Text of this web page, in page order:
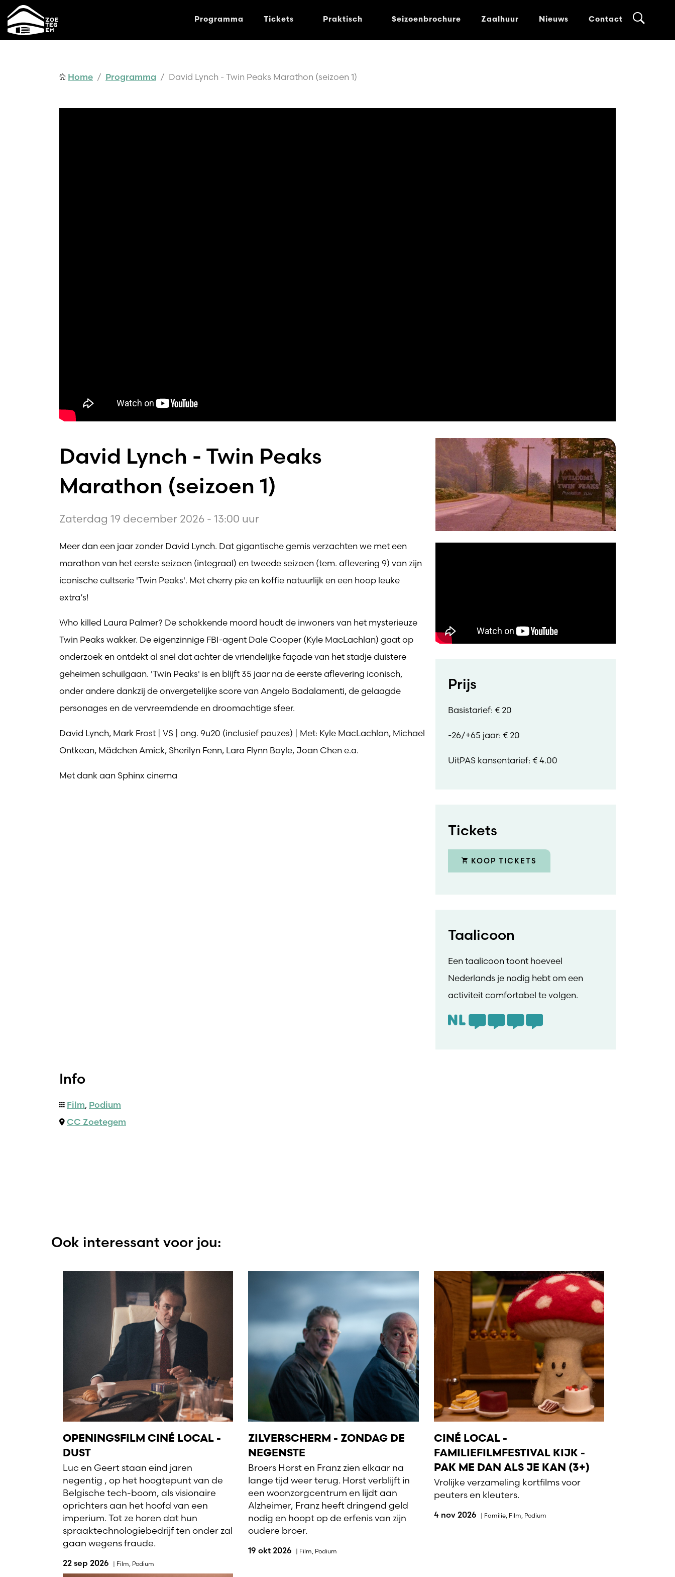
Programma Tickets Praktisch Seizoenbrochure Zaalhuur Nieuws Contact
Home / Programma / David Lynch - Twin Peaks Marathon (seizoen 1)
David Lynch - Twin Peaks
Marathon (seizoen 1)
Zaterdag 19 december 2026 - 13:00 uur
Meer dan een jaar zonder David Lynch. Dat gigantische gemis verzachten we met een
marathon van het eerste seizoen (integraal) en tweede seizoen (tem. aflevering 9) van zijn
iconische cultserie 'Twin Peaks'. Met cherry pie en koffie natuurlijk en een hoop leuke
extra’s!
Who killed Laura Palmer? De schokkende moord houdt de inwoners van het mysterieuze
Twin Peaks wakker. De eigenzinnige FBI-agent Dale Cooper (Kyle MacLachlan) gaat op
onderzoek en ontdekt al snel dat achter de vriendelijke façade van het stadje duistere
geheimen schuilgaan. 'Twin Peaks' is en blijft 35 jaar na de eerste aflevering iconisch,
onder andere dankzij de onvergetelijke score van Angelo Badalamenti, de gelaagde
personages en de vervreemdende en droomachtige sfeer.
David Lynch, Mark Frost | VS | ong. 9u20 (inclusief pauzes) | Met: Kyle MacLachlan, Michael
Ontkean, Mädchen Amick, Sherilyn Fenn, Lara Flynn Boyle, Joan Chen e.a.
Met dank aan Sphinx cinema
Info
Film, Podium
CC Zoetegem
Prijs
Basistarief: € 20
-26/+65 jaar: € 20
UitPAS kansentarief: € 4.00
Tickets
KOOP TICKETS
Taalicoon
Een taalicoon toont hoeveel
Nederlands je nodig hebt om een
activiteit comfortabel te volgen.
Ook interessant voor jou:
OPENINGSFILM CINÉ LOCAL -
DUST
Luc en Geert staan eind jaren
negentig , op het hoogtepunt van de
Belgische tech-boom, als visionaire
oprichters aan het hoofd van een
imperium. Tot ze horen dat hun
spraaktechnologiebedrijf ten onder zal
gaan wegens fraude.
22 sep 2026 | Film, Podium
ZILVERSCHERM - ZONDAG DE
NEGENSTE
Broers Horst en Franz zien elkaar na
lange tijd weer terug. Horst verblijft in
een woonzorgcentrum en lijdt aan
Alzheimer, Franz heeft dringend geld
nodig en hoopt op de erfenis van zijn
oudere broer.
19 okt 2026 | Film, Podium
CINÉ LOCAL -
FAMILIEFILMFESTIVAL KIJK -
PAK ME DAN ALS JE KAN (3+)
Vrolijke verzameling kortfilms voor
peuters en kleuters.
4 nov 2026 | Familie, Film, Podium